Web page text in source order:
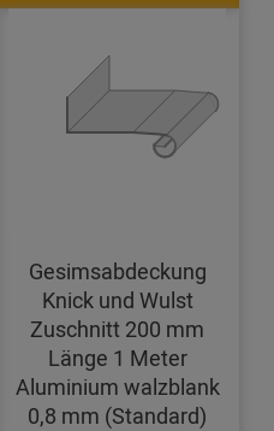
Gesimsabdeckung
Knick und Wulst
Zuschnitt 200 mm
Länge 1 Meter
Aluminium walzblank
0,8 mm (Standard)